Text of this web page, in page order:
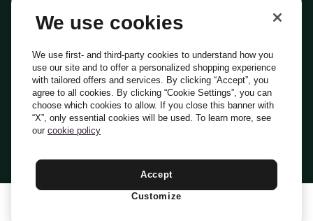
Everli Shoppers
Scopri chi siamo
Domande frequenti
Lavora con noi
Diventa Shopper
Investitori
PrivacyCookiePreferenze Cookie
Termini e Condizioni
Italiano
We use cookies
We use first- and third-party cookies to understand how you
use our site and to offer a personalized shopping experience
with tailored offers and services. By clicking “Accept”, you
agree to all cookies. By clicking “Cookie Settings”, you can
choose which cookies to allow. If you close this banner with
“X”, only essential cookies will be used. To learn more, see
our cookie policy
Accept
Customize